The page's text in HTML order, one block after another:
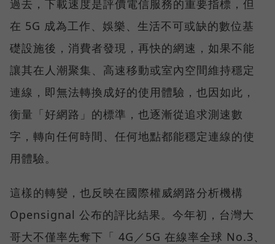
過去，下載速度是評價電信服務的重要指標，但
在 5G 成為工作、娛樂、生活不可或缺的數位基
礎設施後，消費者發現，再快的網速，如果不能
讓其在人潮聚集、高速移動或室內空間維持穩定
連線，即無法轉換成好的使用體驗，也因如此，
衡量「好網路」的標準，也逐漸從追求測速數
字，轉向任何時間、任何地點都能穩定連線的使
用體驗。
這樣的轉變，也反映在國際權威網路分析機構
Opensignal 公布的評比結果。今年初，台灣大
哥大不僅率先奪下「 4G／5G 在線率全球 No.3、